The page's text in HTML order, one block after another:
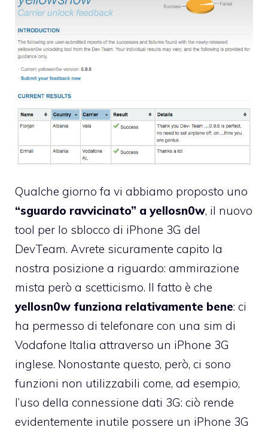
Qualche giorno fa vi abbiamo proposto uno
“sguardo ravvicinato” a yellosn0w, il nuovo
tool per lo sblocco di iPhone 3G del
DevTeam. Avrete sicuramente capito la
nostra posizione a riguardo: ammirazione
mista però a scetticismo. Il fatto è che
yellosn0w funziona relativamente bene: ci
ha permesso di telefonare con una sim di
Vodafone Italia attraverso un iPhone 3G
inglese. Nonostante questo, però, ci sono
funzioni non utilizzabili come, ad esempio,
l’uso della connessione dati 3G: ciò rende
evidentemente inutile possere un iPhone 3G